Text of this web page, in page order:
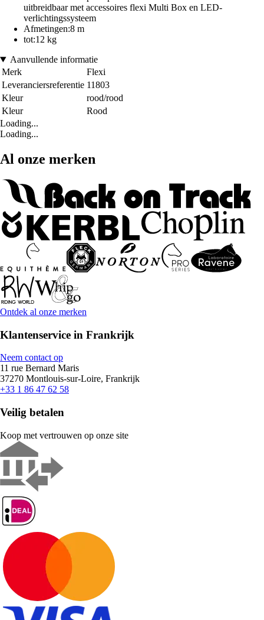
uitbreidbaar met accessoires flexi Multi Box en LED-
verlichtingssysteem
Afmetingen:8 m
tot:12 kg
Aanvullende informatie
Merk
Flexi
Leveranciersreferentie 11803
Kleur
rood/rood
Kleur
Rood
Loading...
Loading...
Al onze merken
Ontdek al onze merken
Klantenservice in Frankrijk
Neem contact op
11 rue Bernard Maris
37270 Montlouis-sur-Loire, Frankrijk
+33 1 86 47 62 58
Veilig betalen
Koop met vertrouwen op onze site